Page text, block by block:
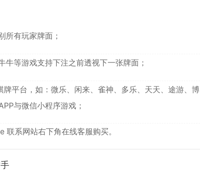
所有玩家牌面；
牛等游戏支持下注之前透视下一张牌面；
牌平台，如：微乐、闲来、雀神、多乐、天天、途游、博
与微信小程序游戏；
联系网站右下角在线客服购买。